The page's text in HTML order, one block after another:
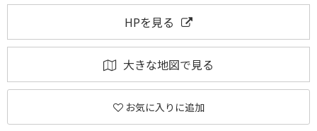
HPを見る
大きな地図で見る
お気に入りに追加